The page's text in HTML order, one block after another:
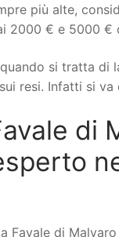
più alte,
2000 € e 5000 €
si tratta di
resi. Infatti si
di
Favale di